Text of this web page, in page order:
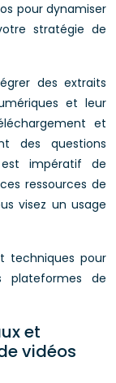
pour dynamiser
stratégie de
des extraits
et leur
et
des questions
impératif de
ressources de
visez un usage
techniques pour
plateformes de
et
vidéos